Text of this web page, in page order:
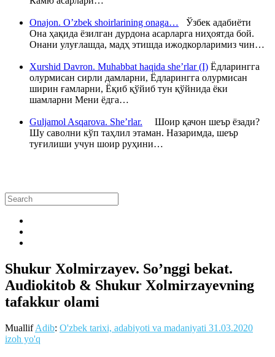
Onajon. O’zbek shoirlarining onaga… Ўзбек адабиёти
Она ҳақида ёзилган дурдона асарларга ниҳоятда бой.
Онани улуғлашда, мадҳ этишда ижодкорларимиз чин…
Xurshid Davron. Muhabbat haqida she’rlar (I) Ёдларингга
олурмисан сирли дамларни, Ёдларингга олурмисан
ширин ғамларни, Ёқиб қўйиб тун қўйнида ёки
шамларни Мени ёдга…
Guljamol Asqarova. She’rlar. Шоир қачон шеър ёзади?
Шу саволни кўп таҳлил этаман. Назаримда, шеър
туғилиши учун шоир руҳини…
Shukur Xolmirzayev. So’nggi bekat.
Audiokitob & Shukur Xolmirzayevning
tafakkur olami
MuallifAdib: O'zbek tarixi, adabiyoti va madaniyati 31.03.2020
izoh yo'q